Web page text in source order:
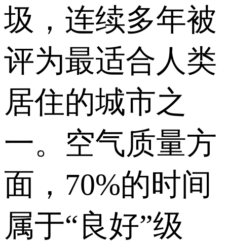
圾，连续多年被
评为最适合人类
居住的城市之
一。空气质量方
面，70%的时间
属于“良好”级